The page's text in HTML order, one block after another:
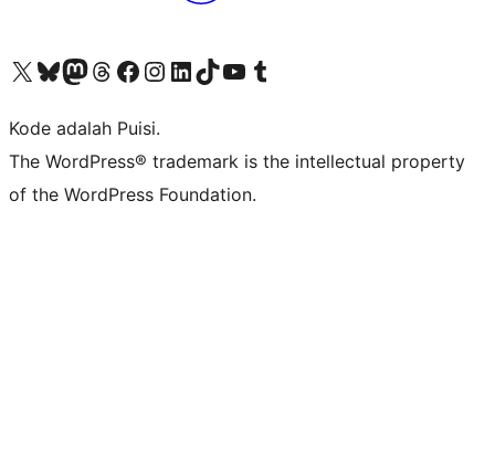
Kunjungi akun X (sebelumnya Twitter) kamiVisit our Bluesky account
Kunjungi akun Mastodon kami
Visit our Threads account
Kunjungi halaman Facebook kamiKunjungi akun Instagram kamiKunjungi akun LinkedIn kami
Visit our TikTok account
Kunjungi channel YouTube kamiVisit our Tumblr account
Kode adalah Puisi.
The WordPress® trademark is the intellectual property
of the WordPress Foundation.